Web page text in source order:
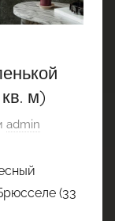
м)
admin